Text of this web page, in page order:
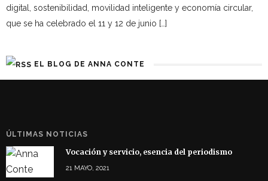
digital, sostenibilidad, movilidad inteligente y economía circular,
que se ha celebrado el 11 y 12 de junio […]
EL BLOG DE ANNA CONTE
ÚLTIMAS NOTICIAS
Vocación y servicio, esencia del periodismo
21 MAYO, 2021